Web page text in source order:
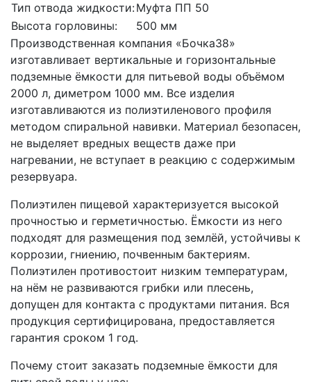
Тип отвода жидкости:Муфта ПП 50
Высота горловины:
500 мм
Производственная компания «Бочка38»
изготавливает вертикальные и горизонтальные
подземные ёмкости для питьевой воды объёмом
2000 л, диметром 1000 мм. Все изделия
изготавливаются из полиэтиленового профиля
методом спиральной навивки. Материал безопасен,
не выделяет вредных веществ даже при
нагревании, не вступает в реакцию с содержимым
резервуара.
Полиэтилен пищевой характеризуется высокой
прочностью и герметичностью. Ёмкости из него
подходят для размещения под землёй, устойчивы к
коррозии, гниению, почвенным бактериям.
Полиэтилен противостоит низким температурам,
на нём не развиваются грибки или плесень,
допущен для контакта с продуктами питания. Вся
продукция сертифицирована, предоставляется
гарантия сроком 1 год.
Почему стоит заказать подземные ёмкости для